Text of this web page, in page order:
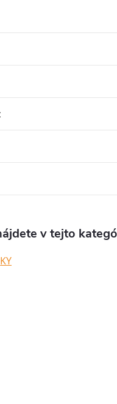
:
v tejto